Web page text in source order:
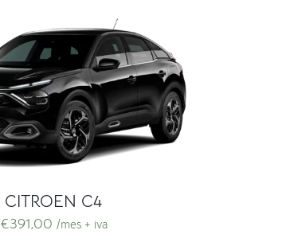
CITROEN C4
€391,00 /mes + iva